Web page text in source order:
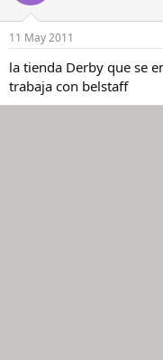
11 May 2011
la tienda Derby que se
trabaja con belstaff